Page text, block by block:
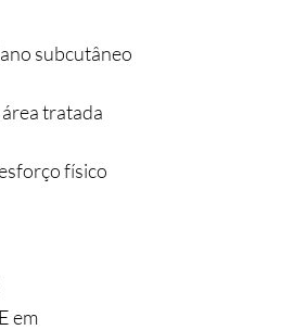
subcutâneo
tratada
físico
em